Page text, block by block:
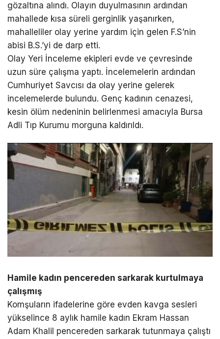
gözaltına alındı. Olayın duyulmasının ardından
mahallede kısa süreli gerginlik yaşanırken,
mahalleliler olay yerine yardım için gelen F.S’nin
abisi B.S.’yi de darp etti.
Olay Yeri İnceleme ekipleri evde ve çevresinde
uzun süre çalışma yaptı. İncelemelerin ardından
Cumhuriyet Savcısı da olay yerine gelerek
incelemelerde bulundu. Genç kadının cenazesi,
kesin ölüm nedeninin belirlenmesi amacıyla Bursa
Adli Tıp Kurumu morguna kaldırıldı.
Hamile kadın pencereden sarkarak kurtulmaya
çalışmış
Komşuların ifadelerine göre evden kavga sesleri
yükselince 8 aylık hamile kadın Ekram Hassan
Adam Khalil pencereden sarkarak tutunmaya çalıştı